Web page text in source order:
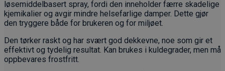
løsemiddelbasert spray, fordi den inneholder færre skadelige
kjemikalier og avgir mindre helsefarlige damper. Dette gjør
den tryggere både for brukeren og for miljøet.
Den tørker raskt og har svært god dekkevne, noe som gir et
effektivt og tydelig resultat. Kan brukes i kuldegrader, men må
oppbevares frostfritt.